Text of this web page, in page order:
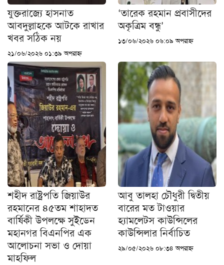
যুক্তরাজ্যে হাসনাত
আবদুল্লাহকে আটকে রাখার
খবর সঠিক নয়
২১/০৬/২০২৬ ০১:৩৯ অপরাহ্ন
‘তারেক রহমান প্রবাসীদের
অকৃত্রিম বন্ধু’
১৩/০৬/২০২৬ ০৬:০৯ অপরাহ্ন
শহীদ রাষ্ট্রপতি জিয়াউর
রহমানের ৪৫তম শাহাদত
বার্ষিকী উপলক্ষে সুইডেন
মহানগর বিএনপির এক
আলোচনা সভা ও দোয়া
মাহফিল
আবু তালহা চৌধুরী দ্বিতীয়
বারের মত টাওয়ার
হ‍্যামলেটস কাউন্সিলের
কাউন্সিলার নির্বাচিত
২৯/০৫/২০২৬ ০৮:৩৪ অপরাহ্ন